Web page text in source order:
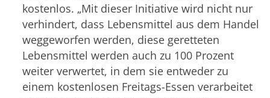
kostenlos. „Mit dieser Initiative wird nicht nur
verhindert, dass Lebensmittel aus dem Handel
weggeworfen werden, diese geretteten
Lebensmittel werden auch zu 100 Prozent
weiter verwertet, in dem sie entweder zu
einem kostenlosen Freitags-Essen verarbeitet